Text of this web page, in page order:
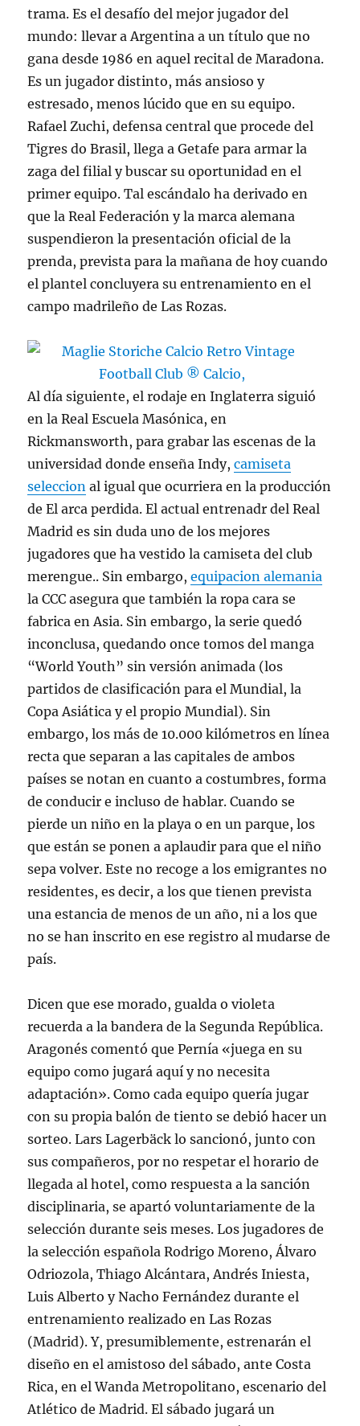
trama. Es el desafío del mejor jugador del
mundo: llevar a Argentina a un título que no
gana desde 1986 en aquel recital de Maradona.
Es un jugador distinto, más ansioso y
estresado, menos lúcido que en su equipo.
Rafael Zuchi, defensa central que procede del
Tigres do Brasil, llega a Getafe para armar la
zaga del filial y buscar su oportunidad en el
primer equipo. Tal escándalo ha derivado en
que la Real Federación y la marca alemana
suspendieron la presentación oficial de la
prenda, prevista para la mañana de hoy cuando
el plantel concluyera su entrenamiento en el
campo madrileño de Las Rozas.
Al día siguiente, el rodaje en Inglaterra siguió
en la Real Escuela Masónica, en
Rickmansworth, para grabar las escenas de la
universidad donde enseña Indy,camiseta
seleccion al igual que ocurriera en la producción
de El arca perdida. El actual entrenadr del Real
Madrid es sin duda uno de los mejores
jugadores que ha vestido la camiseta del club
merengue.. Sin embargo,equipacion alemania
la CCC asegura que también la ropa cara se
fabrica en Asia. Sin embargo, la serie quedó
inconclusa, quedando once tomos del manga
“World Youth” sin versión animada (los
partidos de clasificación para el Mundial, la
Copa Asiática y el propio Mundial). Sin
embargo, los más de 10.000 kilómetros en línea
recta que separan a las capitales de ambos
países se notan en cuanto a costumbres, forma
de conducir e incluso de hablar. Cuando se
pierde un niño en la playa o en un parque, los
que están se ponen a aplaudir para que el niño
sepa volver. Este no recoge a los emigrantes no
residentes, es decir, a los que tienen prevista
una estancia de menos de un año, ni a los que
no se han inscrito en ese registro al mudarse de
país.
Dicen que ese morado, gualda o violeta
recuerda a la bandera de la Segunda República.
Aragonés comentó que Pernía «juega en su
equipo como jugará aquí y no necesita
adaptación». Como cada equipo quería jugar
con su propia balón de tiento se debió hacer un
sorteo. Lars Lagerbäck lo sancionó, junto con
sus compañeros, por no respetar el horario de
llegada al hotel, como respuesta a la sanción
disciplinaria, se apartó voluntariamente de la
selección durante seis meses. Los jugadores de
la selección española Rodrigo Moreno, Álvaro
Odriozola, Thiago Alcántara, Andrés Iniesta,
Luis Alberto y Nacho Fernández durante el
entrenamiento realizado en Las Rozas
(Madrid). Y, presumiblemente, estrenarán el
diseño en el amistoso del sábado, ante Costa
Rica, en el Wanda Metropolitano, escenario del
Atlético de Madrid. El sábado jugará un